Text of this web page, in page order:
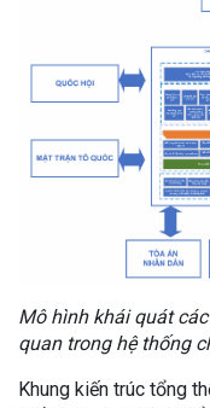
Mô hình khái quát
quan trong hệ thống
Khung kiến trúc tổng